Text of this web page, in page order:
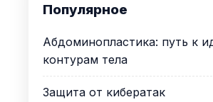
Популярное
Абдоминопластика: путь к
контурам тела
Защита от кибератак